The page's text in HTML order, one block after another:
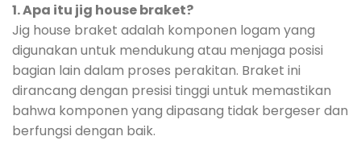
1. Apa itu jig house braket?
Jig house braket adalah komponen logam yang
digunakan untuk mendukung atau menjaga posisi
bagian lain dalam proses perakitan. Braket ini
dirancang dengan presisi tinggi untuk memastikan
bahwa komponen yang dipasang tidak bergeser dan
berfungsi dengan baik.